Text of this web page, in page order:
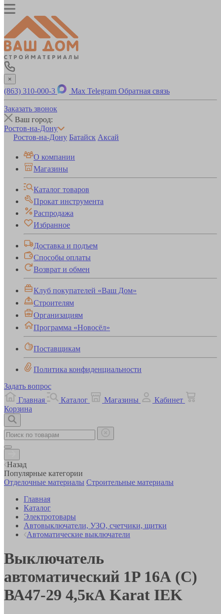
×
(863) 310-000-3 Max Telegram Обратная связь
Заказать звонок
Ваш город:
Ростов-на-Дону
Ростов-на-Дону Батайск Аксай
О компании
Магазины
Каталог товаров
Прокат инструмента
Распродажа
Избранное
Доставка и подъем
Способы оплаты
Возврат и обмен
Клуб покупателей «Ваш Дом»
Строителям
Организациям
Программа «Новосёл»
Поставщикам
Политика конфиденциальности
Задать вопрос
Главная
Каталог Магазины
Кабинет
Корзина
Назад
Популярные категории
Отделочные материалы Строительные материалы
Главная
Каталог
Электротовары
Автовыключатели, УЗО, счетчики, щитки
Автоматические выключатели
Выключатель
автоматический 1P 16А (С)
ВА47-29 4,5кА Karat IEK